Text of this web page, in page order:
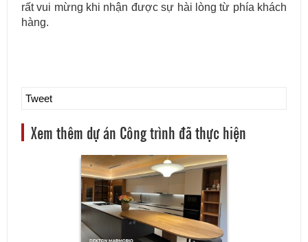
rất vui mừng khi nhận được sự hài lòng từ phía khách
hàng.
Tweet
Xem thêm dự án Công trình đã thực hiện